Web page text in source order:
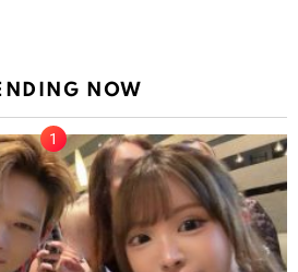
NOW